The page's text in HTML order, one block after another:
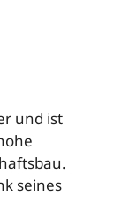
und ist
seines